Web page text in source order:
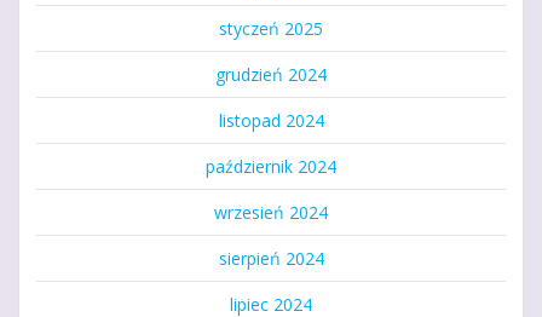
styczeń 2025
grudzień 2024
listopad 2024
październik 2024
wrzesień 2024
sierpień 2024
lipiec 2024